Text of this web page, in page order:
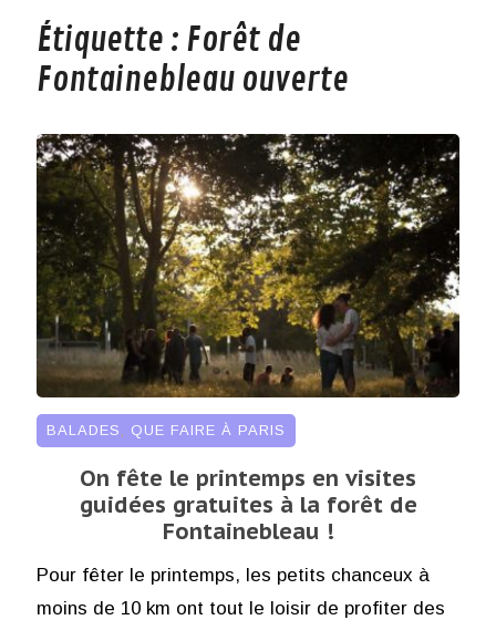
Étiquette : Forêt de
Fontainebleau ouverte
BALADES QUE FAIRE À PARIS
On fête le printemps en visites
guidées gratuites à la forêt de
Fontainebleau !
Pour fêter le printemps, les petits chanceux à
moins de 10 km ont tout le loisir de profiter des